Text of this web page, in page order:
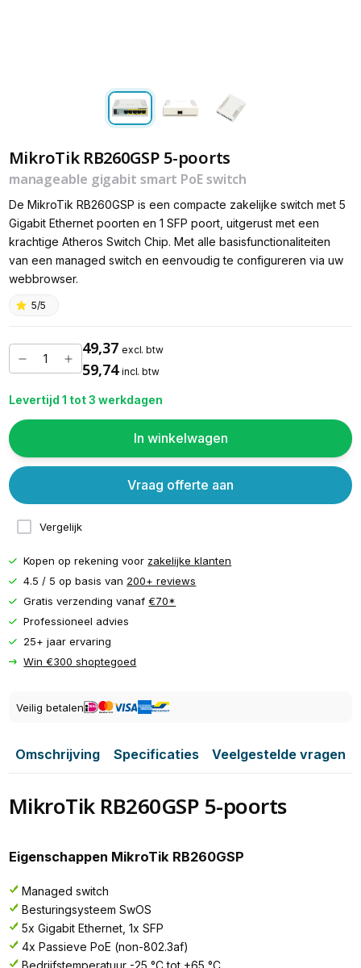
MikroTik RB260GSP 5-poorts
manageable gigabit smart PoE switch
De MikroTik RB260GSP is een compacte zakelijke switch met 5
Gigabit Ethernet poorten en 1 SFP poort, uitgerust met een
krachtige Atheros Switch Chip. Met alle basisfunctionaliteiten
van een managed switch en eenvoudig te configureren via uw
webbrowser.
5/5
49,37 excl. btw
59,74 incl. btw
Levertijd 1 tot 3 werkdagen
In winkelwagen
Vergelijk
Vraag offerte aan
Kopen op rekening voor zakelijke klanten
4.5 / 5 op basis van 200+ reviews
Gratis verzending vanaf€70*
Professioneel advies
25+ jaar ervaring
Win €300 shoptegoed
Veilig betalen
Omschrijving Specificaties Veelgestelde vragen
MikroTik RB260GSP 5-poorts
Eigenschappen MikroTik RB260GSP
Managed switch
Besturingsysteem SwOS
5x Gigabit Ethernet, 1x SFP
4x Passieve PoE (non-802.3af)
Bedrijfstemperatuur -25 °C tot +65 °C